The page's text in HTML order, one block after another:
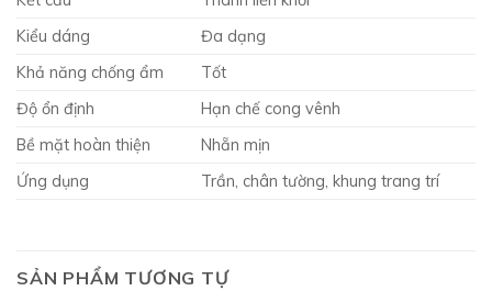
Kiểu dáng
Đa dạng
Khả năng chống ẩm
Tốt
Độ ổn định
Hạn chế cong vênh
Bề mặt hoàn thiện
Nhẵn mịn
Ứng dụng
Trần, chân tường, khung trang trí
SẢN PHẨM TƯƠNG TỰ